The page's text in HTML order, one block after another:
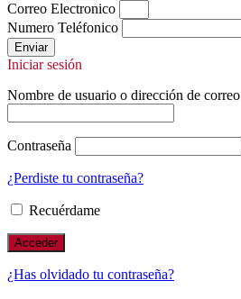
Correo Electronico
Numero Teléfonico
Enviar
Iniciar sesión
Nombre de usuario o dirección de correo
Contraseña
¿Perdiste tu contraseña?
Recuérdame
¿Has olvidado tu contraseña?